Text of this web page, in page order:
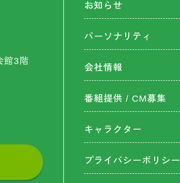
館3階
お知らせ
パーソナリティ
会社情報
番組提供 / CM募集
キャラクター
プライバシーポリシー